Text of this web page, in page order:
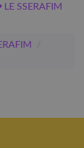
LE SSERAFIM
/